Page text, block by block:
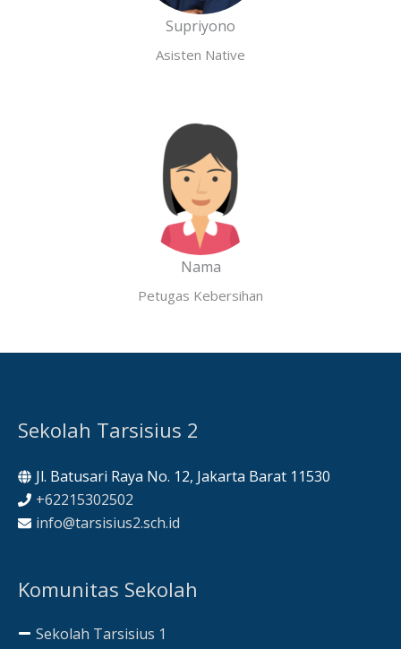
Supriyono
Asisten Native
Nama
Petugas Kebersihan
Sekolah Tarsisius 2
Jl. Batusari Raya No. 12, Jakarta Barat 11530
+62215302502
info@tarsisius2.sch.id
Komunitas Sekolah
Sekolah Tarsisius 1